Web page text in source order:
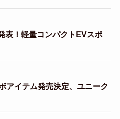
表！軽量コンパクトEVスポ
アイテム発売決定、ユニーク